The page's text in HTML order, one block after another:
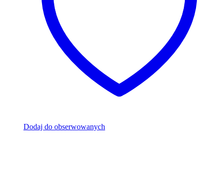
Dodaj do obserwowanych